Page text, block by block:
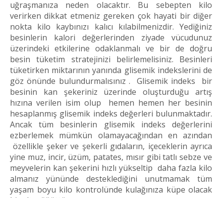
uğraşmanıza neden olacaktır. Bu sebepten kilo
verirken dikkat etmeniz gereken çok hayati bir diğer
nokta kilo kaybınızı kalıcı kılabilmenizdir. Yediğiniz
besinlerin kalori değerlerinden ziyade vücudunuz
üzerindeki etkilerine odaklanmalı ve bir de doğru
besin tüketim stratejinizi belirlemelisiniz. Besinleri
tüketirken miktarının yanında glisemik indekslerini de
göz önünde bulundurmalısınız . Glisemik indeks bir
besinin kan şekeriniz üzerinde oluşturduğu artış
hızına verilen isim olup hemen hemen her besinin
hesaplanmış glisemik indeks değerleri bulunmaktadır.
Ancak tüm besinlerin glisemik indeks değerlerini
ezberlemek mümkün olamayacağından en azından
özellikle şeker ve şekerli gıdaların, içeceklerin ayrıca
yine muz, incir, üzüm, patates, mısır gibi tatlı sebze ve
meyvelerin kan şekerini hızlı yükseltip daha fazla kilo
almanız yününde desteklediğini unutmamak tüm
yaşam boyu kilo kontrolünde kulağınıza küpe olacak